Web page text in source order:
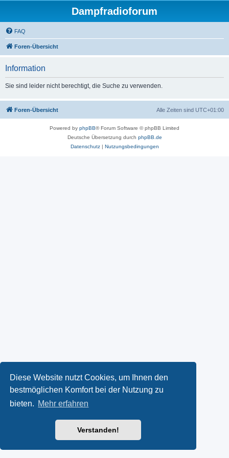
Diese Website nutzt Cookies, um Ihnen den
bestmöglichen Komfort bei der Nutzung zu
bieten. Mehr erfahren
Verstanden!
Dampfradioforum
FAQ
Foren-Übersicht
Information
Sie sind leider nicht berechtigt, die Suche zu verwenden.
Foren-Übersicht Alle Zeiten sind UTC+01:00
Powered by phpBB® Forum Software © phpBB Limited
Deutsche Übersetzung durch phpBB.de
Datenschutz| Nutzungsbedingungen